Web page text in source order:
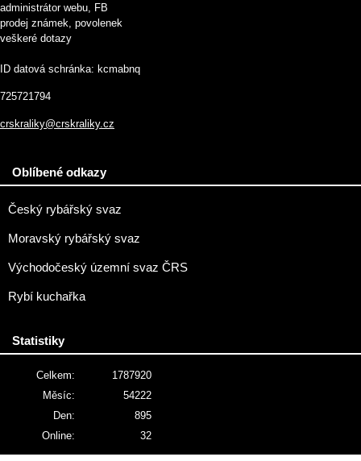
administrátor webu, FB
prodej známek, povolenek
veškeré dotazy
ID datová schránka: kcmabnq
725721794
crskraliky@crskraliky.cz
Oblíbené odkazy
Český rybářský svaz
Moravský rybářský svaz
Východočeský územní svaz ČRS
Rybí kuchařka
Statistiky
Online: 32
Celkem:
1787920
Měsíc:
54222
Den:
895